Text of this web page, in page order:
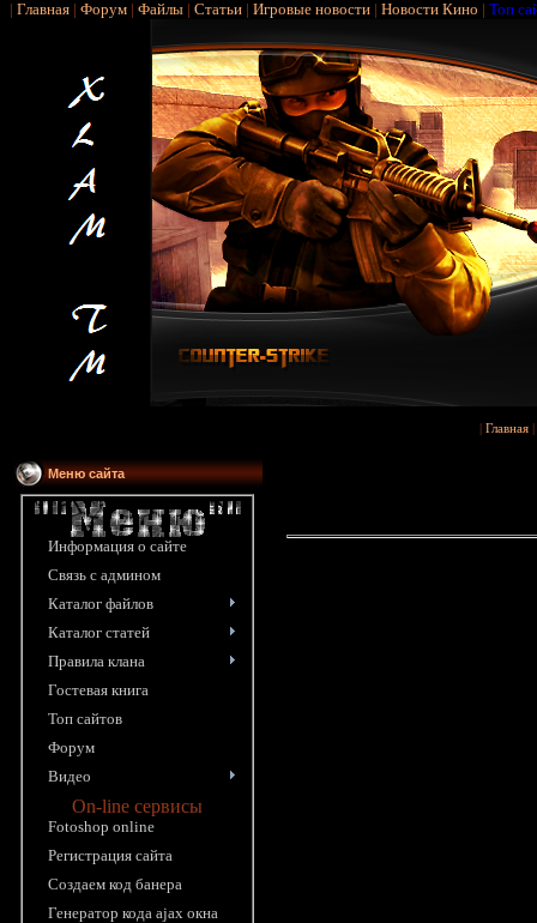
| Главная| Форум| Файлы| Статьи| Игровые новости| Новости Кино | Топ
Главная
Меню сайта
Информация o сайте
Связь с админом
Каталог файлов
Каталог статей
Правила клана
Гостевая книга
Топ сайтов
Форум
Видео
On-line сервисы
Fotoshop online
Pегистрация сайта
Создаем код банера
Генератор кода ajax окна